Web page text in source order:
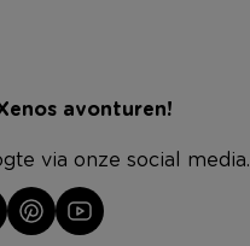
avonturen!
via onze social media.